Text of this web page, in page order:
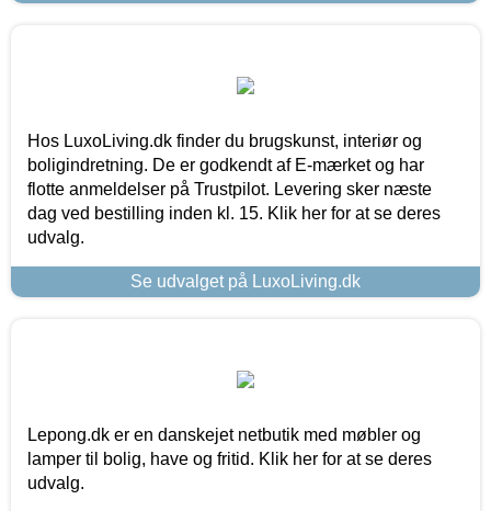
Hos LuxoLiving.dk finder du brugskunst, interiør og
boligindretning. De er godkendt af E-mærket og har
flotte anmeldelser på Trustpilot. Levering sker næste
dag ved bestilling inden kl. 15. Klik her for at se deres
udvalg.
Se udvalget på LuxoLiving.dk
Lepong.dk er en danskejet netbutik med møbler og
lamper til bolig, have og fritid. Klik her for at se deres
udvalg.